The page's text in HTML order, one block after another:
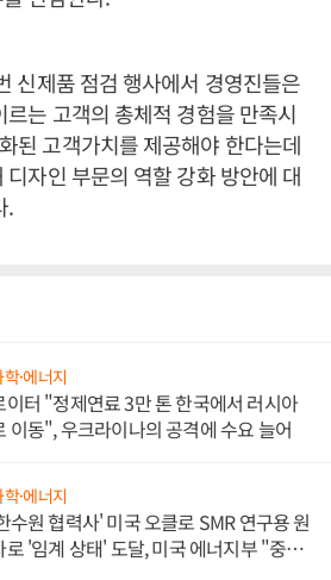
신제품 점검 행사에서 경영진들은
는 고객의 총체적 경험을 만족시
된 고객가치를 제공해야 한다는데
자인 부문의 역할 강화 방안에 대
.
·에너지
이터 "정제연료 3만 톤 한국에서 러시아
이동", 우크라이나의 공격에 수요 늘어
·에너지
수원 협력사' 미국 오클로 SMR 연구용 원
로 '임계 상태' 도달, 미국 에너지부 "중요